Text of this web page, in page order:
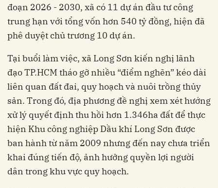
đoạn 2026 - 2030, xã có 11 dự án đầu tư công
trung hạn với tổng vốn hơn 540 tỷ đồng, hiện đã
phê duyệt chủ trương 10 dự án.
Tại buổi làm việc, xã Long Sơn kiến nghị lãnh
đạo TP.HCM tháo gỡ nhiều “điểm nghẽn” kéo dài
liên quan đất đai, quy hoạch và nuôi trồng thủy
sản. Trong đó, địa phương đề nghị xem xét hướng
xử lý quyết định thu hồi hơn 1.346ha đất để thực
hiện Khu công nghiệp Dầu khí Long Sơn được
ban hành từ năm 2009 nhưng đến nay chưa triển
khai đúng tiến độ, ảnh hưởng quyền lợi người
dân trong khu vực quy hoạch.